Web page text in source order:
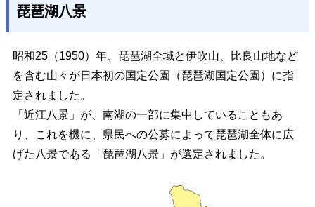
琵琶湖八景
昭和25（1950）年、琵琶湖全域と伊吹山、比良山地など
を含む山々が日本初の国定公園（琵琶湖国定公園）に指
定されました。
「近江八景」が、南湖の一部に集中していることもあ
り、これを機に、県民への公募によって琵琶湖全体に広
げた八景である「琵琶湖八景」が選定されました。